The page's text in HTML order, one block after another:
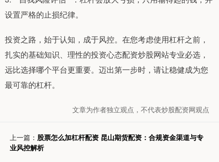
设置严格的止损纪律。
投资之路，始于认知，成于风控。在您考虑使用杠杆之前，
扎实的基础知识、理性的投资心态配资炒股网站专业必选，
远比选择哪个平台更重要。迈出第一步时，请让稳健成为您
最可靠的杠杆。
文章为作者独立观点，不代表炒股配资网观点
上一篇： 股票怎么加杠杆配资 昆山期货配资：合规资金渠道与专
业风控解析